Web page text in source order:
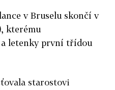
v Bruselu skončí v
kterému
a letenky první třídou
starostovi